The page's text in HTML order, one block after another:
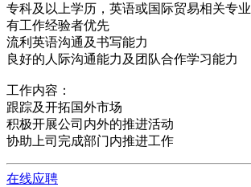
专科及以上学历，英语或国际贸易相关专业
有工作经验者优先
流利英语沟通及书写能力
良好的人际沟通能力及团队合作学习能力
工作内容：
跟踪及开拓国外市场
积极开展公司内外的推进活动
协助上司完成部门内推进工作
在线应聘